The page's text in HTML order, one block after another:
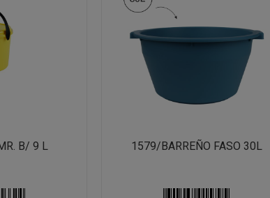
B/ 9 L 1579/BARREÑO FASO 30L